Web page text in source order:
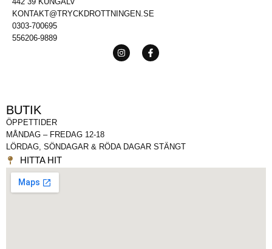
KONTAKT@TRYCKDROTTNINGEN.SE
0303-700695
556206-9889
BUTIK
ÖPPETTIDER
MÅNDAG – FREDAG 12-18
LÖRDAG, SÖNDAGAR & RÖDA DAGAR STÄNGT
HITTA HIT